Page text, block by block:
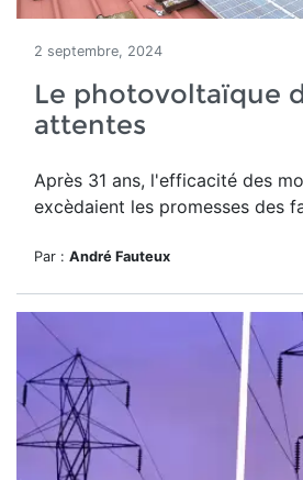
2 septembre, 2024
Le photovoltaïque
attentes
Après 31 ans, l'efficacité des
excèdaient les promesses des
Par : André Fauteux